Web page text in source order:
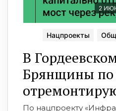
2
Нацпроекты
В
Брянщины по
По нацпроекту